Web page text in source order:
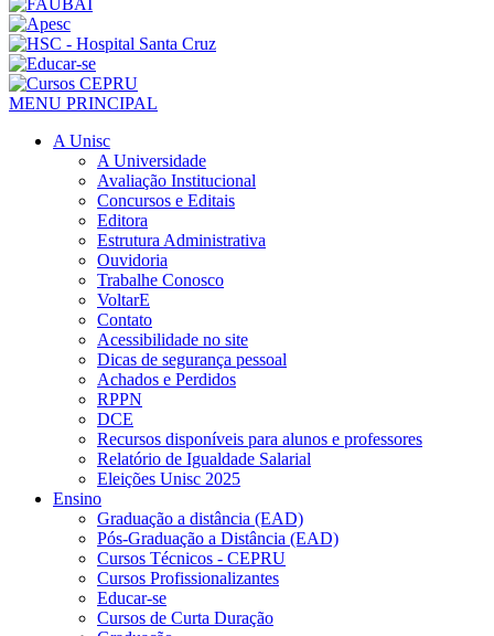
MENU PRINCIPAL
A Unisc
A Universidade
Avaliação Institucional
Concursos e Editais
Editora
Estrutura Administrativa
Ouvidoria
Trabalhe Conosco
VoltarE
Contato
Acessibilidade no site
Dicas de segurança pessoal
Achados e Perdidos
RPPN
DCE
Recursos disponíveis para alunos e professores
Relatório de Igualdade Salarial
Eleições Unisc 2025
Ensino
Graduação a distância (EAD)
Pós-Graduação a Distância (EAD)
Cursos Técnicos - CEPRU
Cursos Profissionalizantes
Educar-se
Cursos de Curta Duração